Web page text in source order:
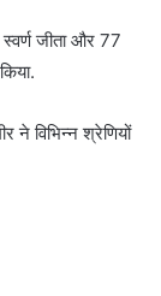
जीता और 77
ने विभिन्न श्रेणियों